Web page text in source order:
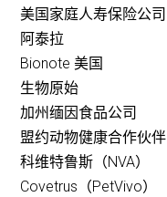
美国家庭人寿保险公司
阿泰拉
Bionote 美国
生物原始
加州缅因食品公司
盟约动物健康合作伙伴
科维特鲁斯（NVA）
Covetrus（PetVivo）